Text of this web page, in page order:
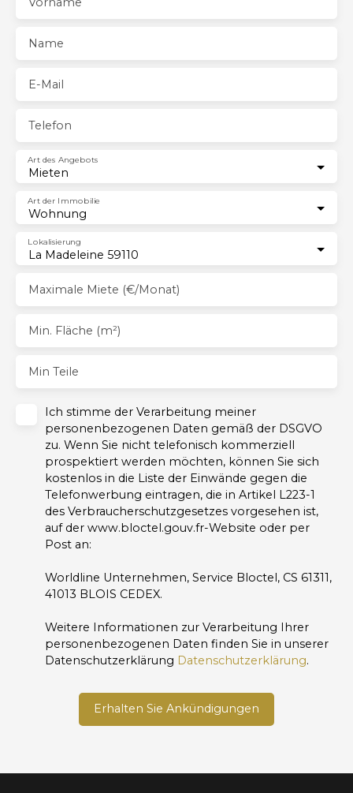
Name
E-Mail
Telefon
Mieten
Art des Angebots
Wohnung
Art der Immobilie
La Madeleine 59110
Lokalisierung
Maximale Miete (€/Monat)
Min. Fläche (m²)
Min Teile
Ich stimme der Verarbeitung meiner
personenbezogenen Daten gemäß der DSGVO
zu. Wenn Sie nicht telefonisch kommerziell
prospektiert werden möchten, können Sie sich
kostenlos in die Liste der Einwände gegen die
Telefonwerbung eintragen, die in Artikel L223-1
des Verbraucherschutzgesetzes vorgesehen ist,
auf der www.bloctel.gouv.fr-Website oder per
Post an:
Worldline Unternehmen, Service Bloctel, CS 61311,
41013 BLOIS CEDEX.
Weitere Informationen zur Verarbeitung Ihrer
personenbezogenen Daten finden Sie in unserer
Datenschutzerklärung Datenschutzerklärung.
Erhalten Sie Ankündigungen